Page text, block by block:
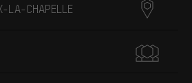
LA-CHAPELLE